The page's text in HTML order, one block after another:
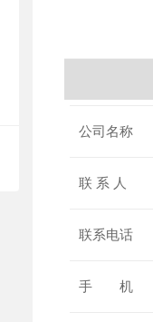
公司名称
联 系 人
联系电话
手 机